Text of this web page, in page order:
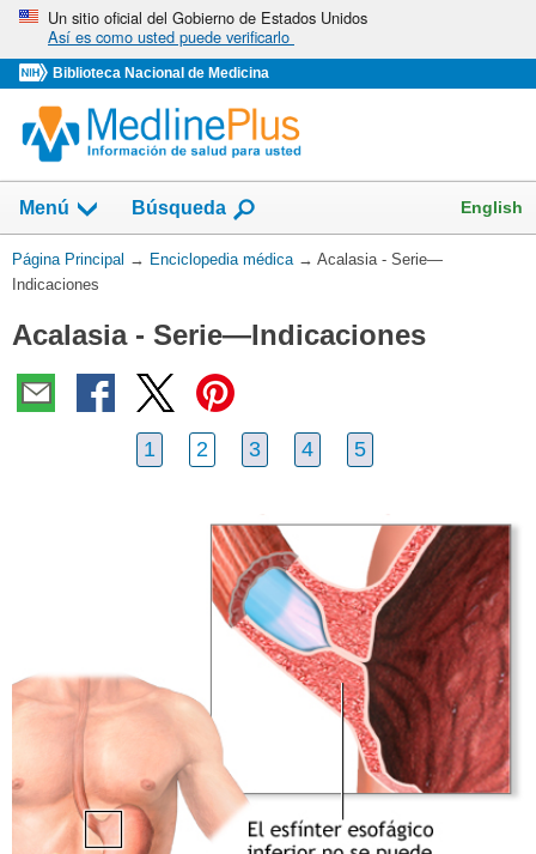
Omita
vaya
al
Contenido
Un sitio oficial del Gobierno de Estados Unidos
Así es como usted puede verificarlo
Biblioteca Nacional de Medicina
Menú Búsqueda English
Usted
está
Página Principal → Enciclopedia médica → Acalasia - Serie—
Indicaciones
Acalasia - Serie—Indicaciones
1 2 3 4 5